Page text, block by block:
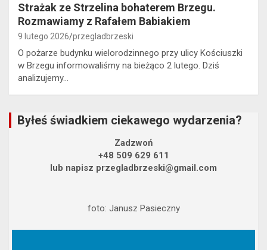
Strażak ze Strzelina bohaterem Brzegu.
Rozmawiamy z Rafałem Babiakiem
9 lutego 2026 przegladbrzeski
O pożarze budynku wielorodzinnego przy ulicy Kościuszki
w Brzegu informowaliśmy na bieżąco 2 lutego. Dziś
analizujemy…
Byłeś świadkiem ciekawego wydarzenia?
Zadzwoń
+48 509 629 611
lub napisz przegladbrzeski@gmail.com
foto: Janusz Pasieczny